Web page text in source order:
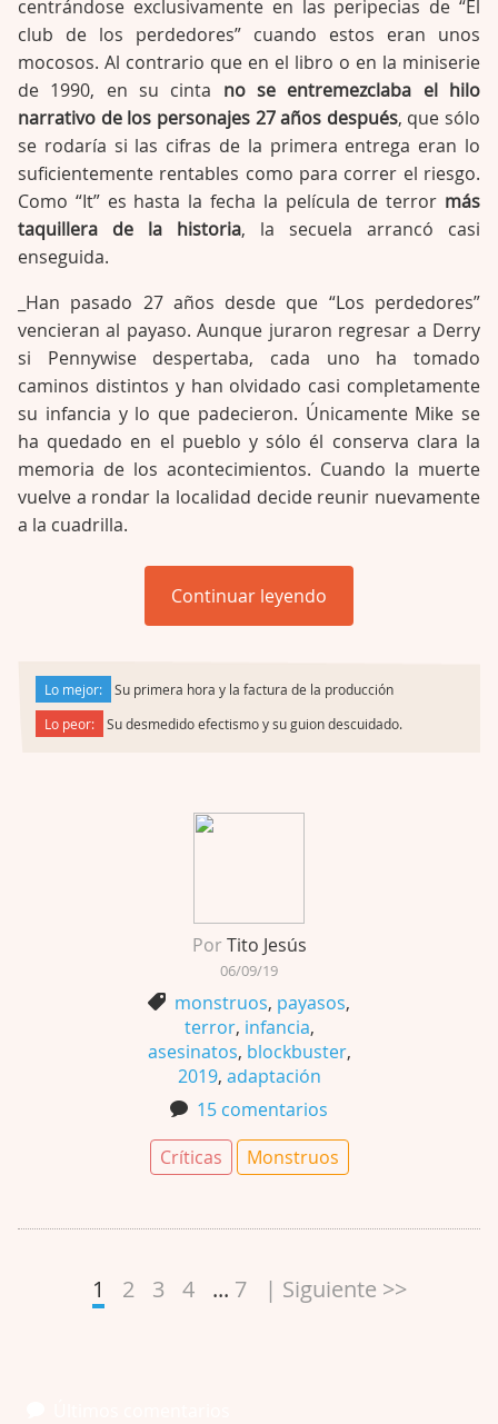
centrándose exclusivamente en las peripecias de “El
club de los perdedores” cuando estos eran unos
mocosos. Al contrario que en el libro o en la miniserie
de 1990, en su cinta no se entremezclaba el hilo
narrativo de los personajes 27 años después, que sólo
se rodaría si las cifras de la primera entrega eran lo
suficientemente rentables como para correr el riesgo.
Como “It” es hasta la fecha la película de terror más
taquillera de la historia, la secuela arrancó casi
enseguida.
_Han pasado 27 años desde que “Los perdedores”
vencieran al payaso. Aunque juraron regresar a Derry
si Pennywise despertaba, cada uno ha tomado
caminos distintos y han olvidado casi completamente
su infancia y lo que padecieron. Únicamente Mike se
ha quedado en el pueblo y sólo él conserva clara la
memoria de los acontecimientos. Cuando la muerte
vuelve a rondar la localidad decide reunir nuevamente
a la cuadrilla.
Continuar leyendo
Lo mejor:
Su primera hora y la factura de la producción
Lo peor:
Su desmedido efectismo y su guion descuidado.
Por Tito Jesús
06/09/19
monstruos, payasos,
terror, infancia,
asesinatos, blockbuster,
2019, adaptación
15 comentarios
Críticas
Monstruos
1 2 3 4 ... 7 | Siguiente >>